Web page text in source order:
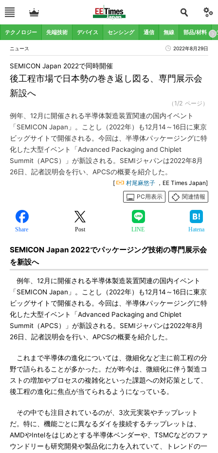
テクノロジー 先端技術 デバイス センシング 通信 無線 部品/材料
ニュース 2022年8月29日
後工程市場で日本勢の巻き返し図る、専門展示会
新設へ
SEMICON Japan 2022で同時開催
（1/2 ページ）
例年、12月に開催される半導体製造装置関連の国内イベント
「SEMICON Japan」。ことし（2022年）も12月14～16日に東京
ビッグサイトで開催される。今回は、半導体パッケージングに特
化した大型イベント「Advanced Packaging and Chiplet
Summit（APCS）」が新設される。SEMIジャパンは2022年8月
26日、記者説明会を行い、APCSの概要を紹介した。
[ 村尾麻悠子 ，EE Times Japan]
PC用表示
関連情報
Share Post LINE Hatena
SEMICON Japan 2022でパッケージング技術の専門展示会
を新設へ
例年、12月に開催される半導体製造装置関連の国内イベント
「SEMICON Japan」。ことし（2022年）も12月14～16日に東京
ビッグサイトで開催される。今回は、半導体パッケージングに特
化した大型イベント「Advanced Packaging and Chiplet
Summit（APCS）」が新設される。SEMIジャパンは2022年8月
26日、記者説明会を行い、APCSの概要を紹介した。
これまで半導体の進化については、微細化など主に前工程の分
野で語られることが多かった。だが昨今は、微細化に伴う製造コ
ストの増加やプロセスの複雑化といった課題への対応策として、
後工程の進化に焦点が当てられるようになっている。
その中でも注目されているのが、3次元実装やチップレット
だ。特に、機能ごとに異なるダイを接続するチップレットは、
AMDやIntelをはじめとする半導体ベンダーや、TSMCなどのファ
ウンドリーも研究開発や製品化に力を入れていて、トレンドの一